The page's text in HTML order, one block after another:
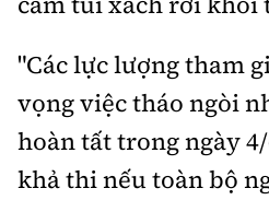
"Các lực lượng tham
vọng việc tháo ngòi
hoàn tất trong ngày
khả thi nếu toàn bộ